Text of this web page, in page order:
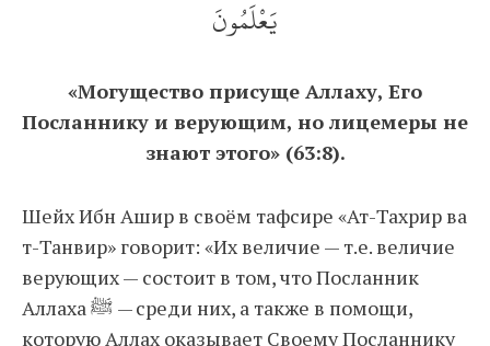
يَعْلَمُونَ
«Могущество присуще Аллаху, Его
Посланнику и верующим, но лицемеры не
знают этого» (63:8).
Шейх Ибн Ашир в своём тафсире «Ат-Тахрир ва
т-Танвир» говорит: «Их величие — т. е. величие
верующих — состоит в том, что Посланник
Аллаха ﷺ — среди них, а также в помощи,
которую Аллах оказывает Своему Посланнику